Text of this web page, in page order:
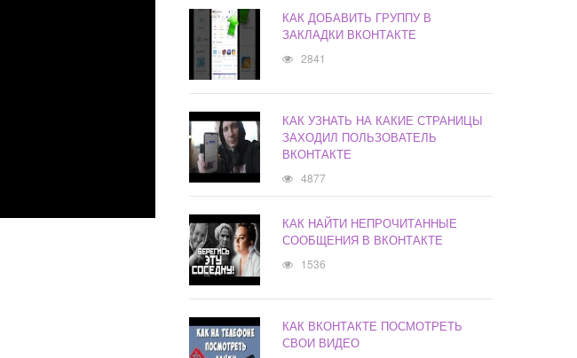
КАК ДОБАВИТЬ ГРУППУ В
ЗАКЛАДКИ ВКОНТАКТЕ
2841
КАК УЗНАТЬ НА КАКИЕ СТРАНИЦЫ
ЗАХОДИЛ ПОЛЬЗОВАТЕЛЬ
ВКОНТАКТЕ
4877
КАК НАЙТИ НЕПРОЧИТАННЫЕ
СООБЩЕНИЯ В ВКОНТАКТЕ
1536
КАК ВКОНТАКТЕ ПОСМОТРЕТЬ
СВОИ ВИДЕО